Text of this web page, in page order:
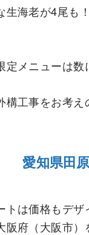
生海老が4尾も
定メニューは
構工事をお考
愛知県田
トは価格もデ
阪府（大阪市